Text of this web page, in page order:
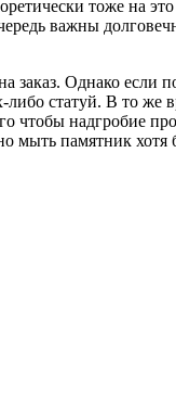
тоже на
важны
заказ. Однако если
либо статуй. В то же
чтобы надгробие
мыть памятник хотя